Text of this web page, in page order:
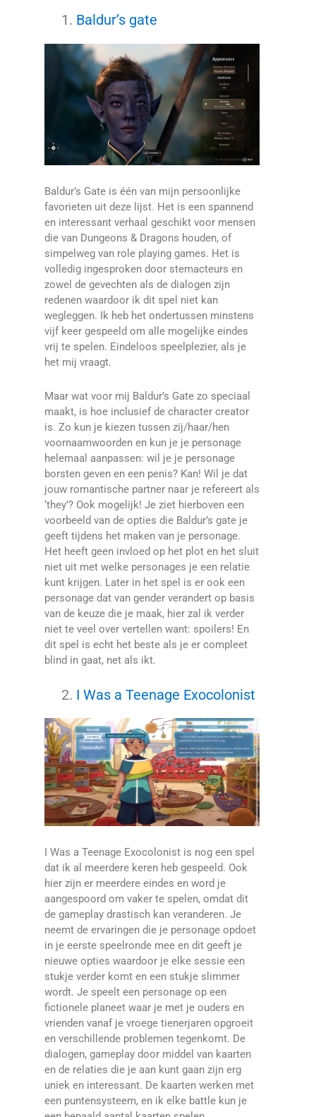
Baldur’s gate
Baldur’s Gate is één van mijn persoonlijke
favorieten uit deze lijst. Het is een spannend
en interessant verhaal geschikt voor mensen
die van Dungeons & Dragons houden, of
simpelweg van role playing games. Het is
volledig ingesproken door stemacteurs en
zowel de gevechten als de dialogen zijn
redenen waardoor ik dit spel niet kan
wegleggen. Ik heb het ondertussen minstens
vijf keer gespeeld om alle mogelijke eindes
vrij te spelen. Eindeloos speelplezier, als je
het mij vraagt.
Maar wat voor mij Baldur’s Gate zo speciaal
maakt, is hoe inclusief de character creator
is. Zo kun je kiezen tussen zij/haar/hen
voornaamwoorden en kun je je personage
helemaal aanpassen: wil je je personage
borsten geven en een penis? Kan! Wil je dat
jouw romantische partner naar je refereert als
‘they’? Ook mogelijk! Je ziet hierboven een
voorbeeld van de opties die Baldur’s gate je
geeft tijdens het maken van je personage.
Het heeft geen invloed op het plot en het sluit
niet uit met welke personages je een relatie
kunt krijgen. Later in het spel is er ook een
personage dat van gender verandert op basis
van de keuze die je maak, hier zal ik verder
niet te veel over vertellen want: spoilers! En
dit spel is echt het beste als je er compleet
blind in gaat, net als ikt.
I Was a Teenage Exocolonist
I Was a Teenage Exocolonist is nog een spel
dat ik al meerdere keren heb gespeeld. Ook
hier zijn er meerdere eindes en word je
aangespoord om vaker te spelen, omdat dit
de gameplay drastisch kan veranderen. Je
neemt de ervaringen die je personage opdoet
in je eerste speelronde mee en dit geeft je
nieuwe opties waardoor je elke sessie een
stukje verder komt en een stukje slimmer
wordt. Je speelt een personage op een
fictionele planeet waar je met je ouders en
vrienden vanaf je vroege tienerjaren opgroeit
en verschillende problemen tegenkomt. De
dialogen, gameplay door middel van kaarten
en de relaties die je aan kunt gaan zijn erg
uniek en interessant. De kaarten werken met
een puntensysteem, en ik elke battle kun je